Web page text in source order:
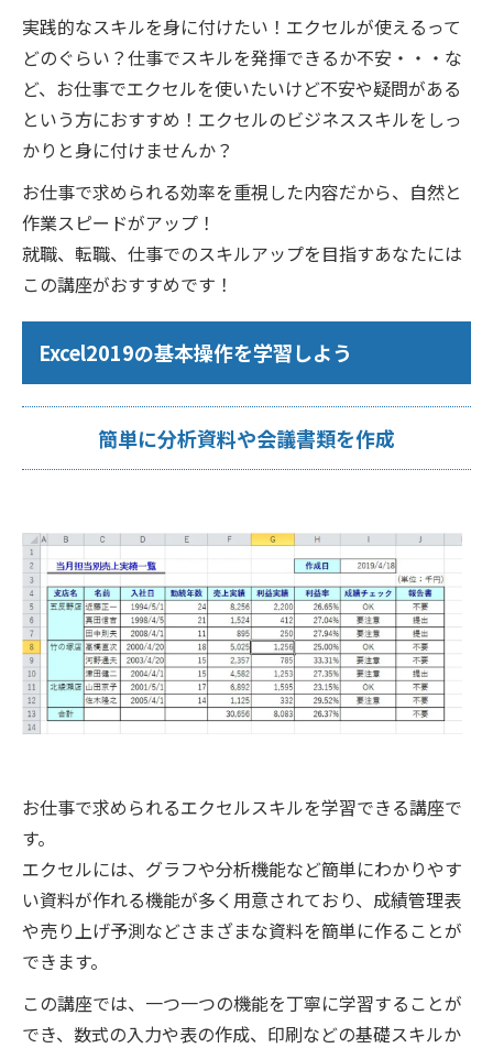
実践的なスキルを身に付けたい！エクセルが使えるって
どのぐらい？仕事でスキルを発揮できるか不安・・・な
ど、お仕事でエクセルを使いたいけど不安や疑問がある
という方におすすめ！エクセルのビジネススキルをしっ
かりと身に付けませんか？
お仕事で求められる効率を重視した内容だから、自然と
作業スピードがアップ！
就職、転職、仕事でのスキルアップを目指すあなたには
この講座がおすすめです！
Excel2019の基本操作を学習しよう
簡単に分析資料や会議書類を作成
お仕事で求められるエクセルスキルを学習できる講座で
す。
エクセルには、グラフや分析機能など簡単にわかりやす
い資料が作れる機能が多く用意されており、成績管理表
や売り上げ予測などさまざまな資料を簡単に作ることが
できます。
この講座では、一つ一つの機能を丁寧に学習することが
でき、数式の入力や表の作成、印刷などの基礎スキルか